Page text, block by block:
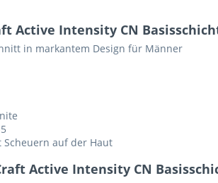
Intensity CN
in markantem Design für Männer
auf der Haut
Active Intensity CN